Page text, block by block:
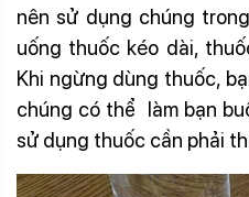
nên sử dụng chúng
uống thuốc kéo dài,
Khi ngừng dùng thuốc,
chúng có thể làm bạn
sử dụng thuốc cần phải